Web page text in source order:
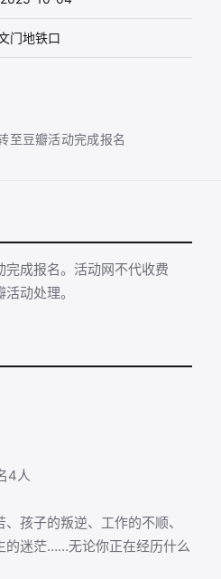
门地铁口
至豆瓣活动完成报名
完成报名。活动网不代收费
动处理。
4人
孩子的叛逆、工作的不顺、
的迷茫……无论你正在经历什么